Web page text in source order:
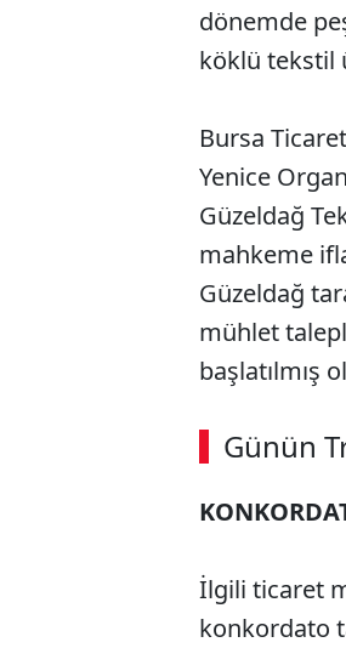
dönemde
köklü tekstil
Bursa
Yenice
Güzeldağ
mahkeme
Güzeldağ
mühlet
başlatılmış
Günün
00:02 / 08:43
İlgili ticaret
konkordato